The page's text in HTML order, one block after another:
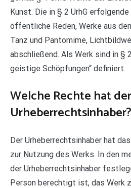
Kunst. Die in § 2 UrhG
öffentliche Reden, Werke aus
Tanz und Pantomime,
abschließend. Als Werk sind in §
geistige Schöpfungen“ definiert.
Welche Rechte hat der
Urheberrechtsinhaber?
Der Urheberrechtsinhaber hat
zur Nutzung des Werks. In den
der Urheberrechtsinhaber
Person berechtigt ist, das Werk